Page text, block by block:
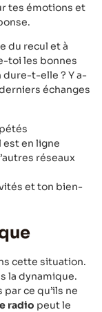
tes émotions et
du recul et à
toi les bonnes
t-elle ? Y a-
échanges
est en ligne
réseaux
et ton bien-
cette situation.
la dynamique.
ce qu’ils ne
radio peut le